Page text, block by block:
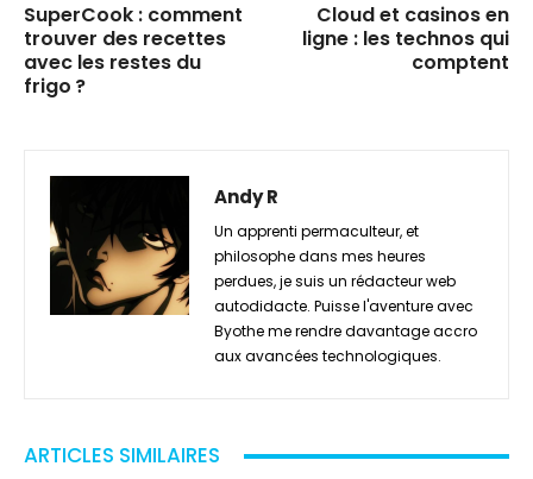
SuperCook : comment
trouver des recettes
avec les restes du
frigo ?
Cloud et casinos en
ligne : les technos qui
comptent
Andy R
Un apprenti permaculteur, et
philosophe dans mes heures
perdues, je suis un rédacteur web
autodidacte. Puisse l'aventure avec
Byothe me rendre davantage accro
aux avancées technologiques.
ARTICLES SIMILAIRES